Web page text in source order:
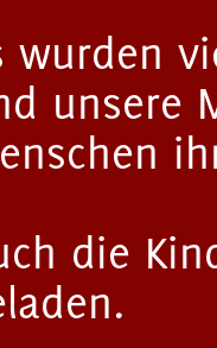
wurden
unsere
die